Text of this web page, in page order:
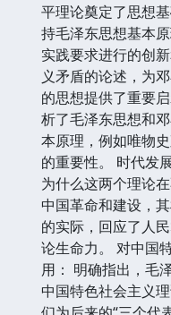
平理论奠定了思想
持毛泽东思想基本
实践要求进行的创
义矛盾的论述，为
的思想提供了重要
析了毛泽东思想和
本原理，例如唯物
的重要性。 时代发
为什么这两个理论
中国革命和建设，
的实际，回应了人
论生命力。 对中国
用： 明确指出，毛
中国特色社会主义